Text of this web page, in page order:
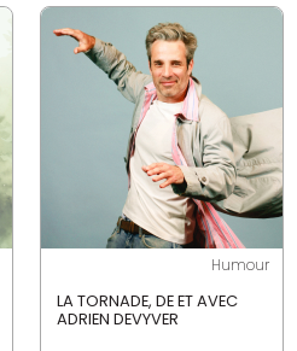
Humour
LA TORNADE, DE ET AVEC
ADRIEN DEVYVER